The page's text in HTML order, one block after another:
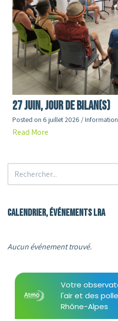
27 juin, jour de Bilan(s)
Posted on 6 juillet 2026 /Information
Read More
Calendrier, événements LRA
Aucun événement trouvé.